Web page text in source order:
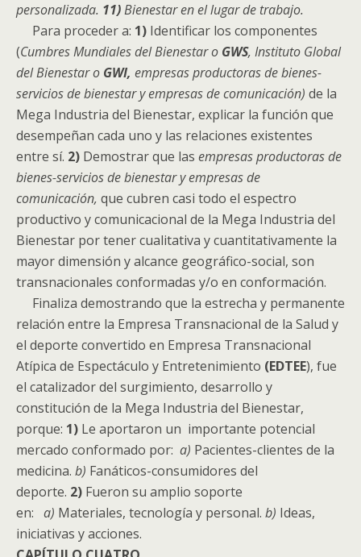
personalizada. 11)Bienestar en el lugar de trabajo.
Para proceder a: 1) Identificar los componentes
(Cumbres Mundiales del Bienestar o GWS, Instituto Global
del Bienestar o GWI, empresas productoras de bienes-
servicios de bienestar y empresas de comunicación) de la
Mega Industria del Bienestar, explicar la función que
desempeñan cada uno y las relaciones existentes
entre sí. 2) Demostrar que las empresas productoras de
bienes-servicios de bienestar y empresas de
comunicación, que cubren casi todo el espectro
productivo y comunicacional de la Mega Industria del
Bienestar por tener cualitativa y cuantitativamente la
mayor dimensión y alcance geográfico-social, son
transnacionales conformadas y/o en conformación.
Finaliza demostrando que la estrecha y permanente
relación entre la Empresa Transnacional de la Salud y
el deporte convertido en Empresa Transnacional
Atípica de Espectáculo y Entretenimiento (EDTEE), fue
el catalizador del surgimiento, desarrollo y
constitución de la Mega Industria del Bienestar,
porque: 1) Le aportaron un importante potencial
mercado conformado por: a) Pacientes-clientes de la
medicina. b) Fanáticos-consumidores del
deporte. 2) Fueron su amplio soporte
en: a) Materiales, tecnología y personal. b) Ideas,
iniciativas y acciones.